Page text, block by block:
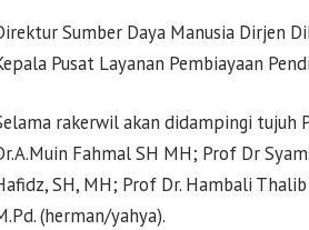
Sumber Daya Manusia Dirjen
Pusat Layanan Pembiayaan
rakerwil akan didampingi tujuh
Fahmal SH MH; Prof Dr
SH, MH; Prof Dr. Hambali
(herman/yahya).